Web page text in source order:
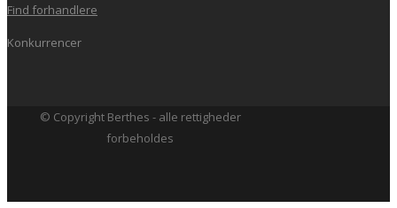
Find forhandlere
Konkurrencer
© Copyright Berthes - alle rettigheder
forbeholdes